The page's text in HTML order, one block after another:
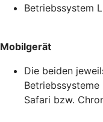
Betriebssystem
Mobilgerät
Die beiden
Safari bzw.